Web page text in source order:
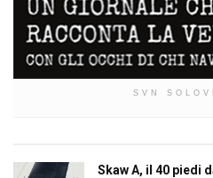
SVN
Skaw A, il 40 piedi